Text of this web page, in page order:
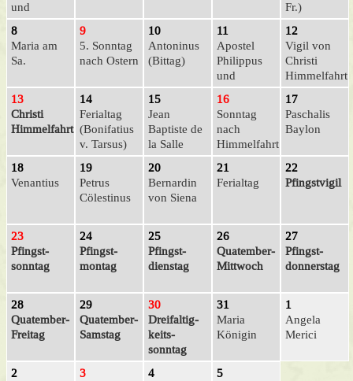
und
Gefährten)
Fr.)
8
Maria am
Sa.
9
5. Sonntag
nach Ostern
10
Antoninus
(Bittag)
11
Apostel
Philippus
und
Jakobus
(Bittag)
12
Vigil von
Christi
Himmelfahrt
(Bittag)
13
Christi
Himmelfahrt
14
Ferialtag
(Bonifatius
v. Tarsus)
15
Jean
Baptiste de
la Salle
16
Sonntag
nach
Himmelfahrt
17
Paschalis
Baylon
18
Venantius
19
Petrus
Cölestinus
20
Bernardin
von Siena
21
Ferialtag
22
Pfingst­vigil
23
Pfingst­
sonntag
24
Pfingst­
montag
25
Pfingst­
dienstag
26
Quatember-
Mittwoch
27
Pfingst­
donnerstag
28
Quatember-
Freitag
29
Quatember-
Samstag
30
Dreifaltig­
keits­
sonntag
31
Maria
Königin
1
Angela
Merici
2
3
4
5